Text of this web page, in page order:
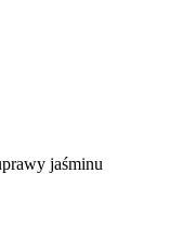
jaśminu